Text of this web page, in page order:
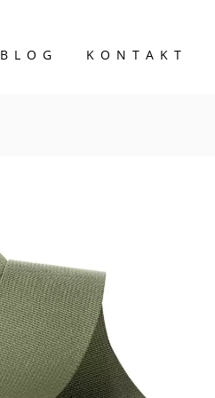
BLOG KONTAKT